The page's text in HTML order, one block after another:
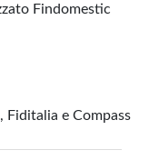
Findomestic
Fiditalia e Compass